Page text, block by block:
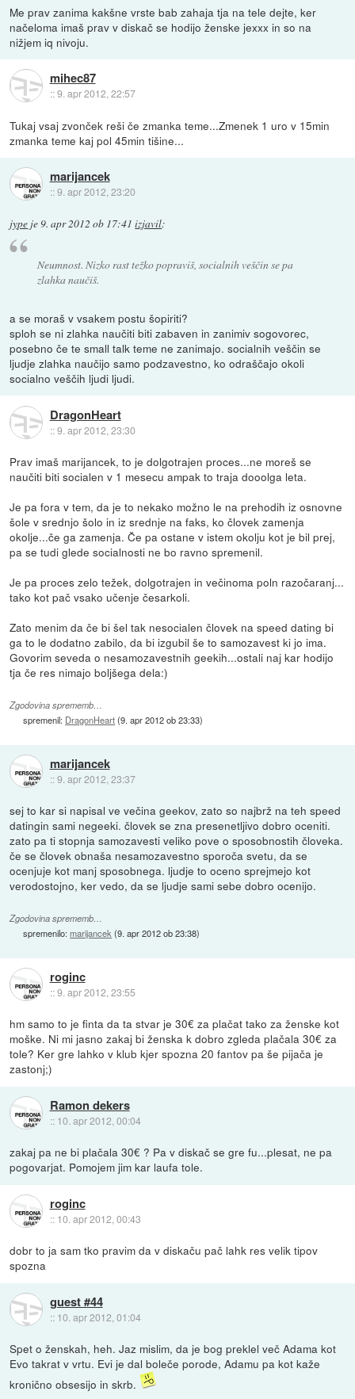
Me prav zanima kakšne vrste bab zahaja tja na tele dejte, ker
načeloma imaš prav v diskač se hodijo ženske jexxx in so na
nižjem iq nivoju.
mihec87
::9. apr 2012, 22:57
Tukaj vsaj zvonček reši če zmanka teme...Zmenek 1 uro v 15min
zmanka teme kaj pol 45min tišine...
marijancek
::9. apr 2012, 23:20
jype je9. apr 2012 ob 17:41 izjavil:
Neumnost. Nizko rast težko popraviš, socialnih veščin se pa
zlahka naučiš.
a se moraš v vsakem postu šopiriti?
sploh se ni zlahka naučiti biti zabaven in zanimiv sogovorec,
posebno če te small talk teme ne zanimajo. socialnih veščin se
ljudje zlahka naučijo samo podzavestno, ko odraščajo okoli
socialno veščih ljudi ljudi.
DragonHeart
::9. apr 2012, 23:30
Prav imaš marijancek, to je dolgotrajen proces...ne moreš se
naučiti biti socialen v 1 mesecu ampak to traja dooolga leta.
Je pa fora v tem, da je to nekako možno le na prehodih iz osnovne
šole v srednjo šolo in iz srednje na faks, ko človek zamenja
okolje...če ga zamenja. Če pa ostane v istem okolju kot je bil prej,
pa se tudi glede socialnosti ne bo ravno spremenil.
Je pa proces zelo težek, dolgotrajen in večinoma poln razočaranj...
tako kot pač vsako učenje česarkoli.
Zato menim da če bi šel tak nesocialen človek na speed dating bi
ga to le dodatno zabilo, da bi izgubil še to samozavest ki jo ima.
Govorim seveda o nesamozavestnih geekih...ostali naj kar hodijo
tja če res nimajo boljšega dela:)
Zgodovina sprememb…
spremenil: DragonHeart(9. apr 2012 ob 23:33)
marijancek
::9. apr 2012, 23:37
sej to kar si napisal ve večina geekov, zato so najbrž na teh speed
datingin sami negeeki. človek se zna presenetljivo dobro oceniti.
zato pa ti stopnja samozavesti veliko pove o sposobnostih človeka.
če se človek obnaša nesamozavestno sporoča svetu, da se
ocenjuje kot manj sposobnega. ljudje to oceno sprejmejo kot
verodostojno, ker vedo, da se ljudje sami sebe dobro ocenijo.
Zgodovina sprememb…
spremenilo:marijancek(9. apr 2012 ob 23:38)
roginc
::9. apr 2012, 23:55
hm samo to je finta da ta stvar je 30€ za plačat tako za ženske kot
moške. Ni mi jasno zakaj bi ženska k dobro zgleda plačala 30€ za
tole? Ker gre lahko v klub kjer spozna 20 fantov pa še pijača je
zastonj;)
Ramon dekers
:: 10. apr 2012, 00:04
zakaj pa ne bi plačala 30€ ? Pa v diskač se gre fu...plesat, ne pa
pogovarjat. Pomojem jim kar laufa tole.
roginc
:: 10. apr 2012, 00:43
dobr to ja sam tko pravim da v diskaču pač lahk res velik tipov
spozna
guest #44
:: 10. apr 2012, 01:04
Spet o ženskah, heh. Jaz mislim, da je bog preklel več Adama kot
Evo takrat v vrtu. Evi je dal boleče porode, Adamu pa kot kaže
kronično obsesijo in skrb.